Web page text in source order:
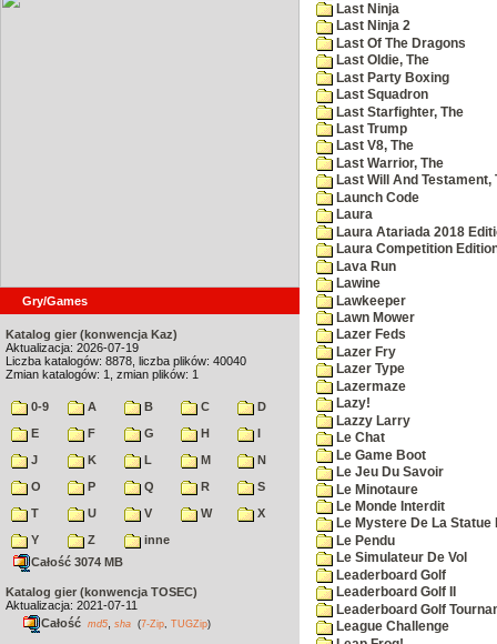
Gry/Games
Katalog gier (konwencja Kaz)
Aktualizacja: 2026-07-19
Liczba katalogów: 8878, liczba plików: 40040
Zmian katalogów: 1, zmian plików: 1
0-9 A B C
D
E
F G H
I
J
K L M
N
O
P Q R
S
T
U V W
X
Y
Z
inne
Całość 3074 MB
Katalog gier (konwencja TOSEC)
Aktualizacja: 2021-07-11
Całość md5 sha (7-Zip TUGZip)
Last Ninja
Last Ninja 2
Last Of The Dragons
Last Oldie, The
Last Party Boxing
Last Squadron
Last Starfighter, The
Last Trump
Last V8, The
Last Warrior, The
Last Will And Testament,
Launch Code
Laura
Laura Atariada 2018
Laura Competition
Lava Run
Lawine
Lawkeeper
Lawn Mower
Lazer Feds
Lazer Fry
Lazer Type
Lazermaze
Lazy!
Lazzy Larry
Le Chat
Le Game Boot
Le Jeu Du Savoir
Le Minotaure
Le Monde Interdit
Le Mystere De La Statue
Le Pendu
Le Simulateur De Vol
Leaderboard Golf
Leaderboard Golf II
Leaderboard Golf
League Challenge